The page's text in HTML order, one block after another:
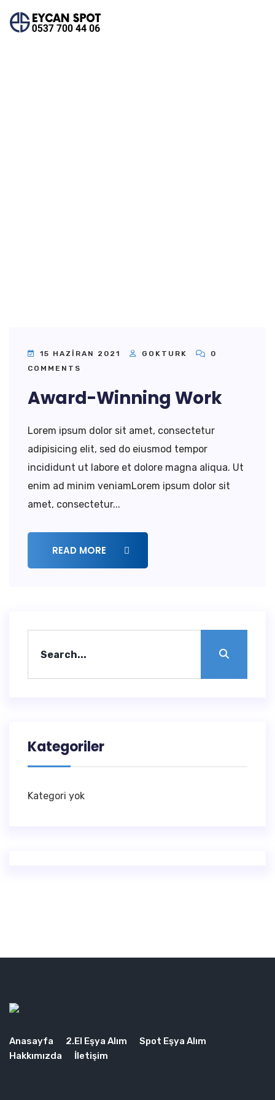
15 HAZIRAN 2021 GOKTURK
0
COMMENTS
Award-Winning Work
Lorem ipsum dolor sit amet, consectetur
adipisicing elit, sed do eiusmod tempor
incididunt ut labore et dolore magna aliqua. Ut
enim ad minim veniamLorem ipsum dolor sit
amet, consectetur...
READ MORE
Kategoriler
Kategori yok
Anasayfa 2.El Eşya Alım
Spot Eşya Alım
Hakkımızda
İletişim